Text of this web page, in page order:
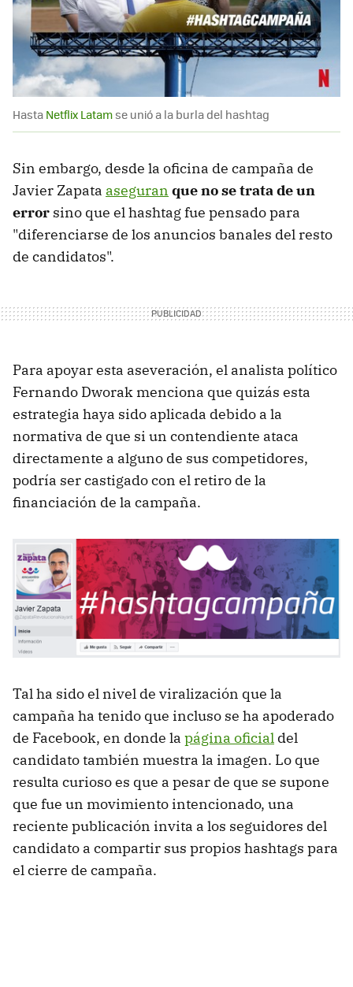
Hasta Netflix Latamse unió a la burla del hashtag
Sin embargo, desde la oficina de campaña de
Javier Zapata aseguran que no se trata de un
error sino que el hashtag fue pensado para
"diferenciarse de los anuncios banales del resto
de candidatos".
Para apoyar esta aseveración, el analista político
Fernando Dworak menciona que quizás esta
estrategia haya sido aplicada debido a la
normativa de que si un contendiente ataca
directamente a alguno de sus competidores,
podría ser castigado con el retiro de la
financiación de la campaña.
Tal ha sido el nivel de viralización que la
campaña ha tenido que incluso se ha apoderado
de Facebook, en donde la página oficial del
candidato también muestra la imagen. Lo que
resulta curioso es que a pesar de que se supone
que fue un movimiento intencionado, una
reciente publicación invita a los seguidores del
candidato a compartir sus propios hashtags para
el cierre de campaña.